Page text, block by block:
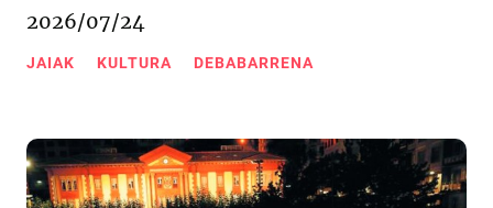
2026/07/24
JAIAK KULTURA DEBABARRENA